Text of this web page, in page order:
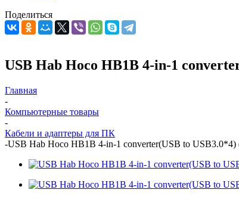
Поделиться
USB Hab Hoco HB1B 4-in-1
Главная
-
Компьютерные товары
-
Кабели и адаптеры для ПК
-USB Hab Hoco HB1B 4-in-1 converter(USB to USB3.0*4)